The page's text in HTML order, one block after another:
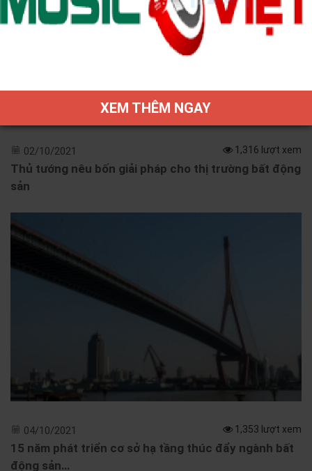
02/10/2021 1,316 lượt xem
Thủ tướng nêu bốn giải pháp cho thị trường bất động
sản
04/10/2021 1,353 lượt xem
15 năm phát triển cơ sở hạ tầng thúc đẩy ngành bất
động sản…
XEM THÊM NGAY